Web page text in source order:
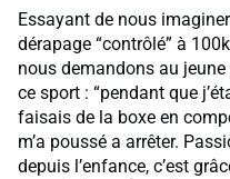
Essayant de nous
dérapage “contrôlé” à
nous demandons au
ce sport : “pendant que
faisais de la boxe en
m’a poussé a arrêter.
depuis l’enfance, c’est